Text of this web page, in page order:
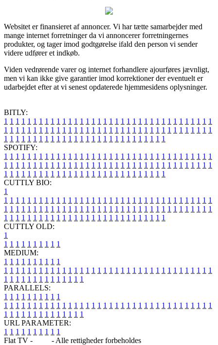
Websitet er finansieret af annoncer. Vi har tætte samarbejder med
mange internet forretninger da vi annoncerer forretningernes
produkter, og tager imod godtgørelse ifald den person vi sender
videre udfører et indkøb.
Viden vedrørende varer og internet forhandlere ajourføres jævnligt,
men vi kan ikke give garantier imod korrektioner der eventuelt er
udarbejdet efter at vi senest opdaterede hjemmesidens oplysninger.
BITLY:
1 1 1 1 1 1 1 1 1 1 1 1 1 1 1 1 1 1 1 1 1 1 1 1 1 1 1 1 1 1 1 1 1 1 1 1
1 1 1 1 1 1 1 1 1 1 1 1 1 1 1 1 1 1 1 1 1 1 1 1 1 1 1 1 1 1 1 1 1 1 1 1
1 1 1 1 1 1 1 1 1 1 1 1 1 1 1 1 1 1 1 1 1 1 1 1 1 1 1 1
SPOTIFY:
1 1 1 1 1 1 1 1 1 1 1 1 1 1 1 1 1 1 1 1 1 1 1 1 1 1 1 1 1 1 1 1 1 1 1 1
1 1 1 1 1 1 1 1 1 1 1 1 1 1 1 1 1 1 1 1 1 1 1 1 1 1 1 1 1 1 1 1 1 1 1 1
1 1 1 1 1 1 1 1 1 1 1 1 1 1 1 1 1 1 1 1 1 1 1 1 1 1 1 1
CUTTLY BIO:
1
1 1 1 1 1 1 1 1 1 1 1 1 1 1 1 1 1 1 1 1 1 1 1 1 1 1 1 1 1 1 1 1 1 1 1 1
1 1 1 1 1 1 1 1 1 1 1 1 1 1 1 1 1 1 1 1 1 1 1 1 1 1 1 1 1 1 1 1 1 1 1 1
1 1 1 1 1 1 1 1 1 1 1 1 1 1 1 1 1 1 1 1 1 1 1 1 1 1 1 1
CUTTLY OLD:
1
1 1 1 1 1 1 1 1 1 1
MEDIUM:
1 1 1 1 1 1 1 1 1 1
1 1 1 1 1 1 1 1 1 1 1 1 1 1 1 1 1 1 1 1 1 1 1 1 1 1 1 1 1 1 1 1 1 1 1 1
1 1 1 1 1 1 1 1 1 1 1 1 1 1
PARALLELS:
1 1 1 1 1 1 1 1 1 1
1 1 1 1 1 1 1 1 1 1 1 1 1 1 1 1 1 1 1 1 1 1 1 1 1 1 1 1 1 1 1 1 1 1 1 1
1 1 1 1 1 1 1 1 1 1 1 1 1 1
URL PARAMETER:
1 1 1 1 1 1 1 1 1 1
Flat TV -
- Alle rettigheder forbeholdes